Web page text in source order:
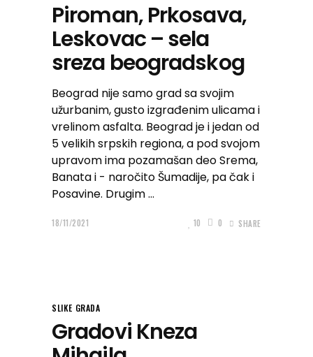
Piroman, Prkosava,
Leskovac – sela
sreza beogradskog
Beograd nije samo grad sa svojim
užurbanim, gusto izgrađenim ulicama i
vrelinom asfalta. Beograd je i jedan od
5 velikih srpskih regiona, a pod svojom
upravom ima pozamašan deo Srema,
Banata i - naročito Šumadije, pa čak i
Posavine. Drugim
18/11/2021 10 0 SHARE
SLIKE GRADA
Gradovi Kneza